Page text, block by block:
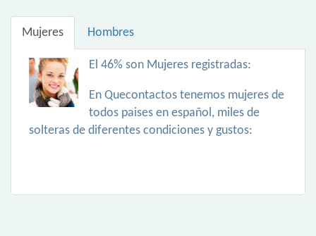
Mujeres Hombres
El 46% son Mujeres registradas:
En Quecontactos tenemos mujeres de
todos paises en español, miles de
solteras de diferentes condiciones y gustos: